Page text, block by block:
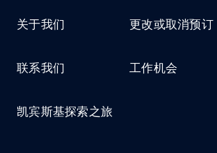
关于我们
联系我们
凯宾斯基探索之旅
更改或取消预订
工作机会